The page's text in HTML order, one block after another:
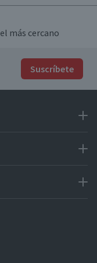
más cercano
Suscríbete